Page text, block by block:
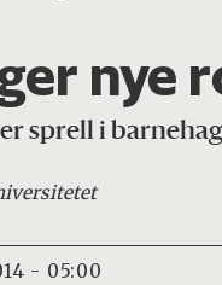
nye
sprell i
- 05:00